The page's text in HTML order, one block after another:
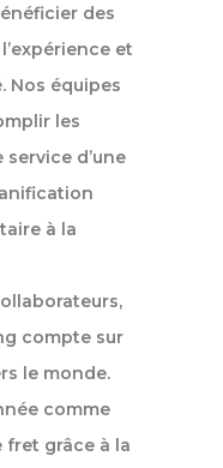
des
et
Nos équipes
les
d’une
à la
compte sur
le monde.
comme
fret grâce à la